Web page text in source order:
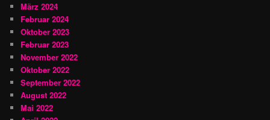
März 2024
Februar 2024
Oktober 2023
Februar 2023
November 2022
Oktober 2022
September 2022
August 2022
Mai 2022